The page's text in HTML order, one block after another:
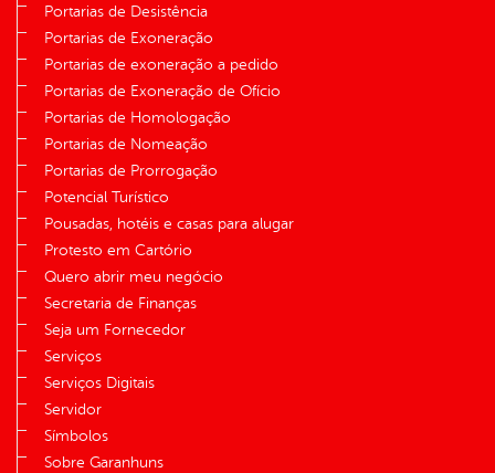
Portarias de Desistência
Portarias de Exoneração
Portarias de exoneração a pedido
Portarias de Exoneração de Ofício
Portarias de Homologação
Portarias de Nomeação
Portarias de Prorrogação
Potencial Turístico
Pousadas, hotéis e casas para alugar
Protesto em Cartório
Quero abrir meu negócio
Secretaria de Finanças
Seja um Fornecedor
Serviços
Serviços Digitais
Servidor
Símbolos
Sobre Garanhuns